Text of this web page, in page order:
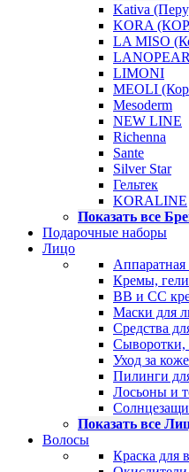
Kativa
KORA
LA MISO
LIMONI
MEOLI
Mesoderm
NEW LINE
Richenna
Sante
Silver Star
Гельтек
KORALINE
Показать все
Подарочные наборы
Лицо
Аппаратная
Кремы, гели
BB и CC
Маски для
Средства
Сыворотки,
Уход за
Пилинги
Лосьоны и
Показать все
Волосы
Краска для